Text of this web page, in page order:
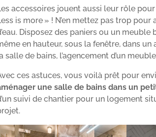
accessoires jouent aussi leur rôle
is more » ! N’en mettez pas trop
Disposez des paniers ou un
en hauteur, sous la fenêtre, dans
salle de bains, l’agencement d’un
ces astuces, vous voilà prêt pour
une salle de bains dans un
suivi de chantier pour un logement